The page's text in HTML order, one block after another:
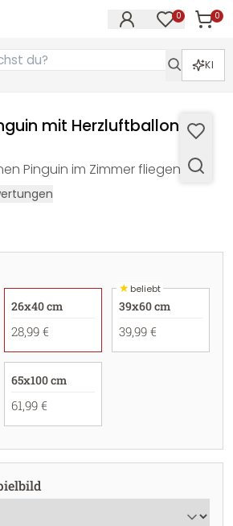
0 0
KI
mit Herzluftballon -
Pinguin im Zimmer fliegen!
26x40 cm
28,99 €
★beliebt
39x60 cm
39,99 €
65x100 cm
61,99 €